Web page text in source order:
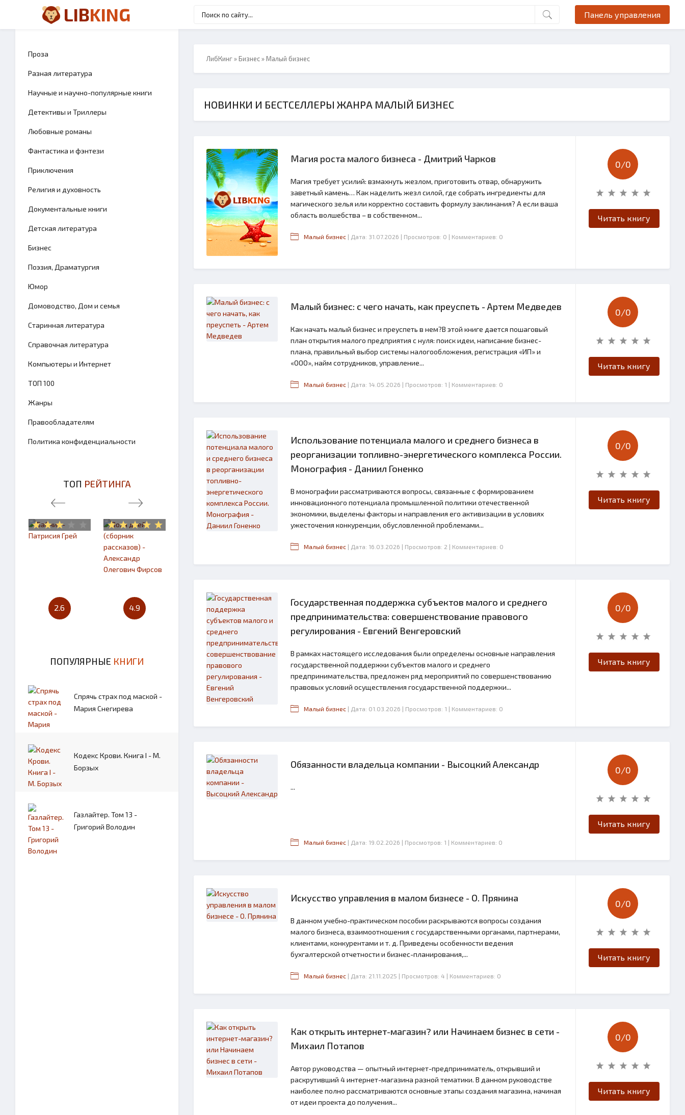
LIBKING Панель управления
Проза
Разная литература
Научные и научно-популярные книги
Детективы и Триллеры
Любовные романы
Фантастика и фэнтези
Приключения
Религия и духовность
Документальные книги
Детская литература
Бизнес
Поэзия, Драматургия
Юмор
Домоводство, Дом и семья
Старинная литература
Справочная литература
Компьютеры и Интернет
TОП 100
Жанры
Правообладателям
Политика конфиденциальности
ТОП РЕЙТИНГА
2.6 4.9 4.7
ПОПУЛЯРНЫЕ КНИГИ
Спрячь страх под маской -
Мария Снегирева
Кодекс Крови. Книга I - М.
Борзых
Газлайтер. Том 13 -
Григорий Володин
ЛибКинг»Бизнес» Малый бизнес
НОВИНКИ И БЕСТСЕЛЛЕРЫ ЖАНРА МАЛЫЙ БИЗНЕС
Магия роста малого бизнеса - Дмитрий Чарков
Магия требует усилий: взмахнуть жезлом, приготовить отвар, обнаружить
заветный камень… Как наделить жезл силой, где собрать ингредиенты для
магического зелья или корректно составить формулу заклинания? А если ваша
область волшебства – в собственном...
Малый бизнес | Дата: 31.07.2026 | Просмотров: 0 | Комментариев: 0
0/0
Читать книгу
Малый бизнес: с чего начать, как преуспеть - Артем Медведев
Как начать малый бизнес и преуспеть в нем?В этой книге дается пошаговый
план открытия малого предприятия с нуля: поиск идеи, написание бизнес-
плана, правильный выбор системы налогообложения, регистрация «ИП» и
«ООО», найм сотрудников, управление...
Малый бизнес | Дата: 14.05.2026 | Просмотров: 1 | Комментариев: 0
0/0
Читать книгу
Использование потенциала малого и среднего бизнеса в
реорганизации топливно-энергетического комплекса России.
Монография - Даниил Гоненко
В монографии рассматриваются вопросы, связанные с формированием
инновационного потенциала промышленной политики отечественной
экономики, выделены факторы и направления его активизации в условиях
ужесточения конкуренции, обусловленной проблемами...
Малый бизнес | Дата: 16.03.2026 | Просмотров: 2 | Комментариев: 0
0/0
Читать книгу
Государственная поддержка субъектов малого и среднего
предпринимательства: совершенствование правового
регулирования - Евгений Венгеровский
В рамках настоящего исследования были определены основные направления
государственной поддержки субъектов малого и среднего
предпринимательства, предложен ряд мероприятий по совершенствованию
правовых условий осуществления государственной поддержки...
Малый бизнес | Дата: 01.03.2026 | Просмотров: 1 | Комментариев: 0
0/0
Читать книгу
Обязанности владельца компании - Высоцкий Александр
...
Малый бизнес | Дата: 19.02.2026 | Просмотров: 1 | Комментариев: 0
0/0
Читать книгу
Искусство управления в малом бизнесе - О. Прянина
В данном учебно-практическом пособии раскрываются вопросы создания
малого бизнеса, взаимоотношения с государственными органами, партнерами,
клиентами, конкурентами и т. д. Приведены особенности ведения
бухгалтерской отчетности и бизнес-планирования,...
Малый бизнес | Дата: 21.11.2025 | Просмотров: 4 | Комментариев: 0
0/0
Читать книгу
Как открыть интернет-магазин? или Начинаем бизнес в сети -
Михаил Потапов
Автор руководства — опытный интернет-предприниматель, открывший и
раскрутивший 4 интернет-магазина разной тематики. В данном руководстве
наиболее полно рассматриваются основные этапы создания магазина, начиная
от идеи проекта до получения...
0/0
Читать книгу